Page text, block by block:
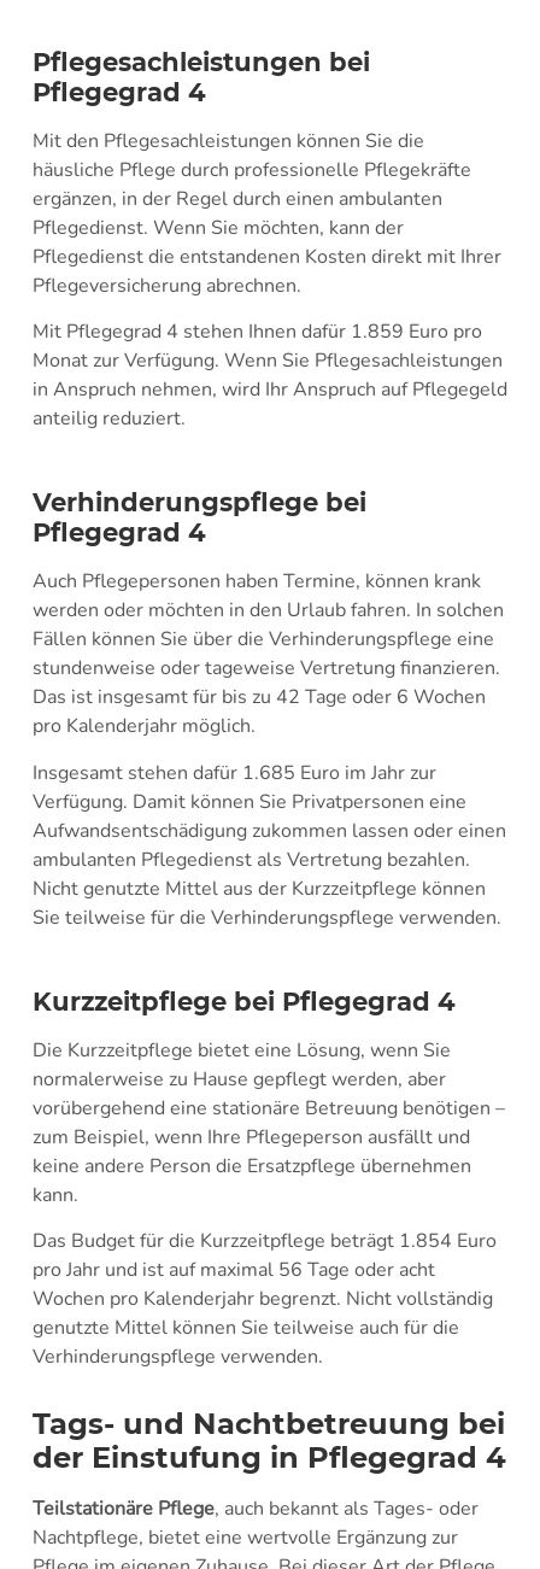
Pflegesachleistungen bei
Pflegegrad 4
Mit den Pflegesachleistungen können Sie die
häusliche Pflege durch professionelle Pflegekräfte
ergänzen, in der Regel durch einen ambulanten
Pflegedienst. Wenn Sie möchten, kann der
Pflegedienst die entstandenen Kosten direkt mit Ihrer
Pflegeversicherung abrechnen.
Mit Pflegegrad 4 stehen Ihnen dafür 1.859 Euro pro
Monat zur Verfügung. Wenn Sie Pflegesachleistungen
in Anspruch nehmen, wird Ihr Anspruch auf Pflegegeld
anteilig reduziert.
Verhinderungspflege bei
Pflegegrad 4
Auch Pflegepersonen haben Termine, können krank
werden oder möchten in den Urlaub fahren. In solchen
Fällen können Sie über die Verhinderungspflege eine
stundenweise oder tageweise Vertretung finanzieren.
Das ist insgesamt für bis zu 42 Tage oder 6 Wochen
pro Kalenderjahr möglich.
Insgesamt stehen dafür 1.685 Euro im Jahr zur
Verfügung. Damit können Sie Privatpersonen eine
Aufwandsentschädigung zukommen lassen oder einen
ambulanten Pflegedienst als Vertretung bezahlen.
Nicht genutzte Mittel aus der Kurzzeitpflege können
Sie teilweise für die Verhinderungspflege verwenden.
Kurzzeitpflege bei Pflegegrad 4
Die Kurzzeitpflege bietet eine Lösung, wenn Sie
normalerweise zu Hause gepflegt werden, aber
vorübergehend eine stationäre Betreuung benötigen –
zum Beispiel, wenn Ihre Pflegeperson ausfällt und
keine andere Person die Ersatzpflege übernehmen
kann.
Das Budget für die Kurzzeitpflege beträgt 1.854 Euro
pro Jahr und ist auf maximal 56 Tage oder acht
Wochen pro Kalenderjahr begrenzt. Nicht vollständig
genutzte Mittel können Sie teilweise auch für die
Verhinderungspflege verwenden.
Tags- und Nachtbetreuung bei
der Einstufung in Pflegegrad 4
Teilstationäre Pflege, auch bekannt als Tages- oder
Nachtpflege, bietet eine wertvolle Ergänzung zur